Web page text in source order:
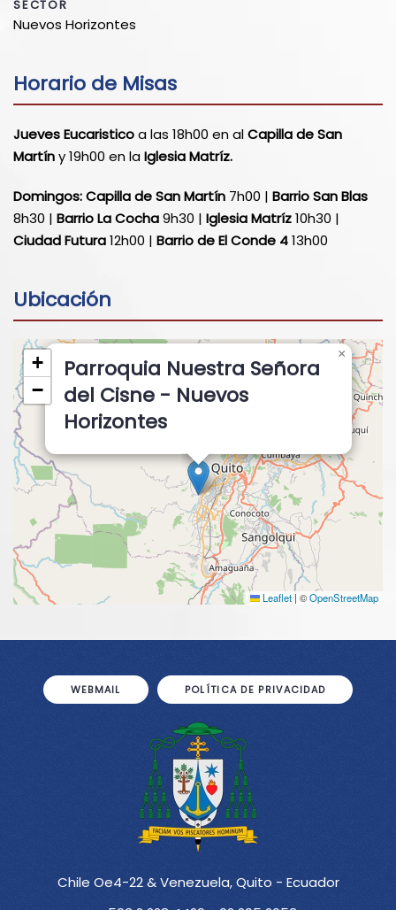
SECTOR
Nuevos Horizontes
Horario de Misas
Jueves Eucaristicoa las 18h00 en alCapilla de San
Martíny 19h00 en laIglesia Matríz.
Domingos:Capilla de San Martín 7h00 | Barrio San Blas
8h30 | Barrio La Cocha9h30 | Iglesia Matríz10h30 |
Ciudad Futura12h00 | Barrio de El Conde 413h00
Ubicación
Parroquia Nuestra Señora
del Cisne - Nuevos
Horizontes
×
+
−
Leaflet | ©OpenStreetMap
WEBMAIL POLÍTICA DE PRIVACIDAD
Chile Oe4-22 & Venezuela, Quito - Ecuador